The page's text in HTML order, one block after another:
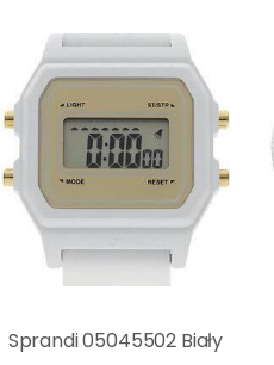
Sprandi 05045502 Biały